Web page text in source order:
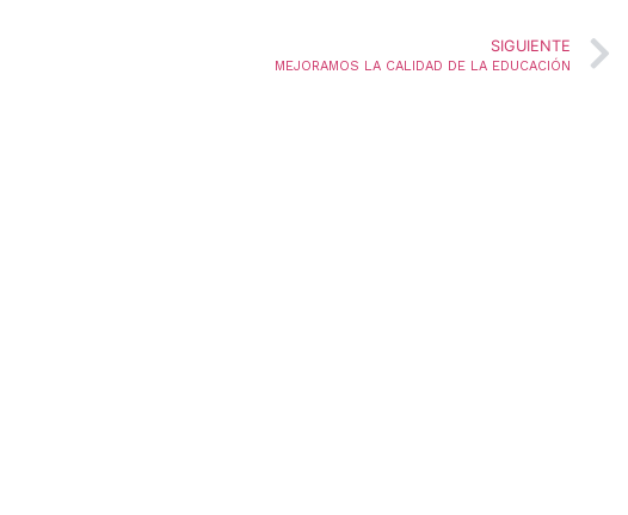
SIGUIENTE
MEJORAMOS LA CALIDAD DE LA EDUCACIÓN